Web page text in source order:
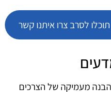
לסרב צרו איתנו קשר
הבנה מעמיקה של הצרכים